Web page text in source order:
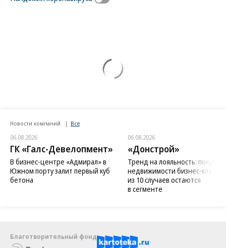
Новости компаний Все
06.08.2026
ГК «Галс-Девелопмент»
В бизнес-центре «Адмирал» в
Южном порту залит первый куб
бетона
06.08.2026
«Донстрой»
Тренд на лояльность:
недвижимости бизнес-класса
из 10 случаев остаются
в сегменте
Благотворительный фонд